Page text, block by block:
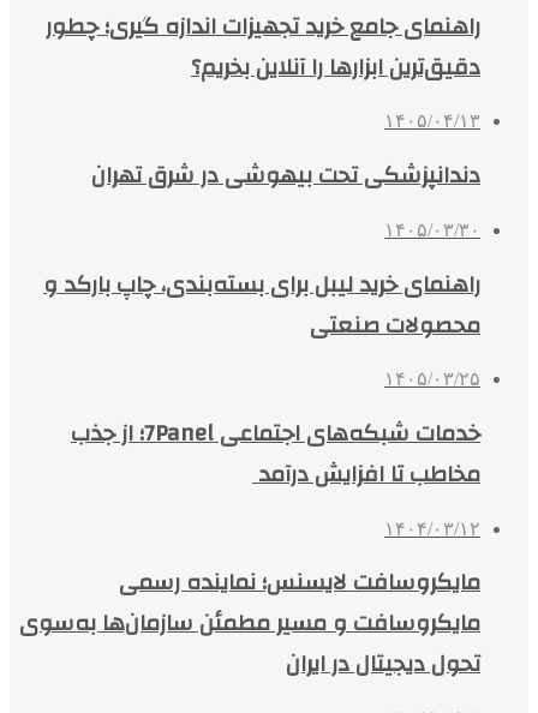
راهنمای جامع خرید تجهیزات اندازه گیری؛ چطور
دقیق‌ترین ابزارها را آنلاین بخریم؟
۱۴۰۵/۰۴/۱۳
دندانپزشکی تحت بیهوشی در شرق تهران
۱۴۰۵/۰۳/۳۰
راهنمای خرید لیبل برای بسته‌بندی، چاپ بارکد و
محصولات صنعتی
۱۴۰۵/۰۳/۲۵
خدمات شبکه‌های اجتماعی 7Panel؛ از جذب
مخاطب تا افزایش درآمد
۱۴۰۴/۰۳/۱۲
مایکروسافت لایسنس؛ نماینده رسمی
مایکروسافت و مسیر مطمئن سازمان‌ها به‌سوی
تحول دیجیتال در ایران